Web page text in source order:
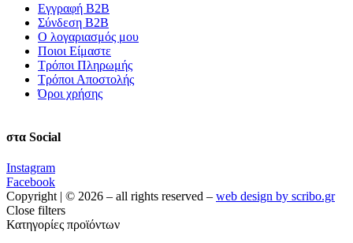
Εγγραφή Β2Β
Σύνδεση Β2Β
Ο λογαριασμός μου
Ποιοι Είμαστε
Τρόποι Πληρωμής
Τρόποι Αποστολής
Όροι χρήσης
στα Social
Instagram
Facebook
Copyright | © 2026 – all rights reserved – web design by scribo.gr
Close filters
Κατηγορίες προϊόντων